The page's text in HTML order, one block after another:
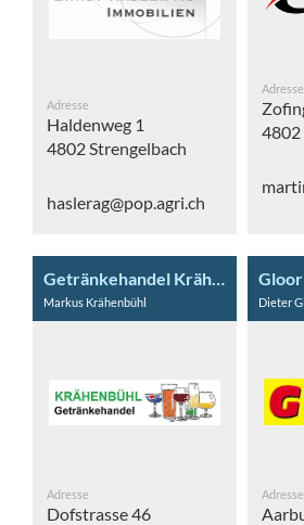
Adresse
Haldenweg 1
4802 Strengelbach
haslerag@pop.agri.ch
Adresse
4802
Getränkehandel Krähenbühl
Markus Krähenbühl
Adresse
Dofstrasse 46
Dieter
Adresse